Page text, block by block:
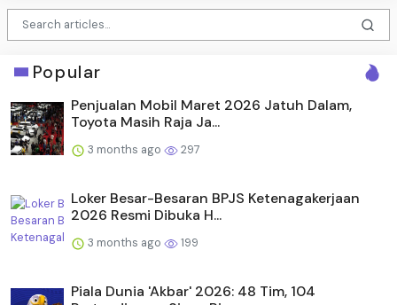
Popular
Penjualan Mobil Maret 2026 Jatuh Dalam,
Toyota Masih Raja Ja...
3 months ago 297
Loker Besar-Besaran BPJS Ketenagakerjaan
2026 Resmi Dibuka H...
3 months ago 199
Piala Dunia 'Akbar' 2026: 48 Tim, 104